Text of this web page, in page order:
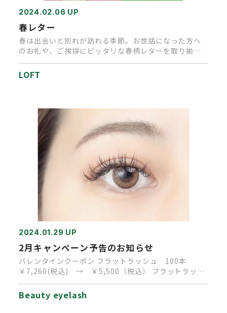
2024.02.06 UP
春レター
春は出会いと別れが訪れる季節。お世話になった方へ
のお礼や、ご挨拶にピッタリな春柄レターを取り揃え
LOFT
2024.01.29 UP
2月キャンペーン予告のお知らせ
バレンタインクーポン フラットラッシュ 100本
￥7,260(税込) → ￥5,500（税込） フラットラッシ
ュ 12…
Beauty eyelash